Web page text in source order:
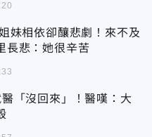
妹相依卻釀悲劇！來不及
悲：她很辛苦
「沒回來」！醫嘆：大